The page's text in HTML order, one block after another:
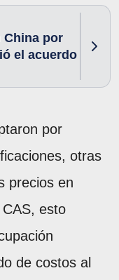
China por
el acuerdo
por
otras
precios en
esto
de costos al